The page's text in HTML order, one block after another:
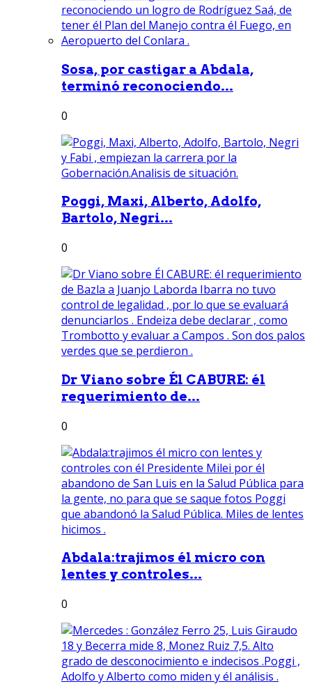
Sosa, por castigar a Abdala,
terminó reconociendo...
0
Poggi, Maxi, Alberto, Adolfo,
Bartolo, Negri...
0
Dr Viano sobre Él CABURE: él
requerimiento de...
0
Abdala:trajimos él micro con
lentes y controles...
0